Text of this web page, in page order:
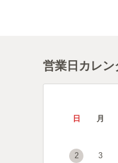
営業日カレン
日 月
2
3